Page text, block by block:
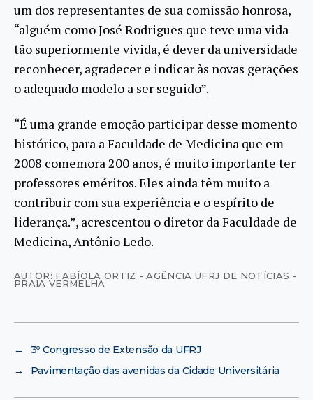
um dos representantes de sua comissão honrosa,
“alguém como José Rodrigues que teve uma vida
tão superiormente vivida, é dever da universidade
reconhecer, agradecer e indicar às novas gerações
o adequado modelo a ser seguido”.
“É uma grande emoção participar desse momento
histórico, para a Faculdade de Medicina que em
2008 comemora 200 anos, é muito importante ter
professores eméritos. Eles ainda têm muito a
contribuir com sua experiência e o espírito de
liderança.”, acrescentou o diretor da Faculdade de
Medicina, Antônio Ledo.
AUTOR: FABÍOLA ORTIZ - AGÊNCIA UFRJ DE NOTÍCIAS -
PRAIA VERMELHA
←
3º Congresso de Extensão da UFRJ
→
Pavimentação das avenidas da Cidade Universitária